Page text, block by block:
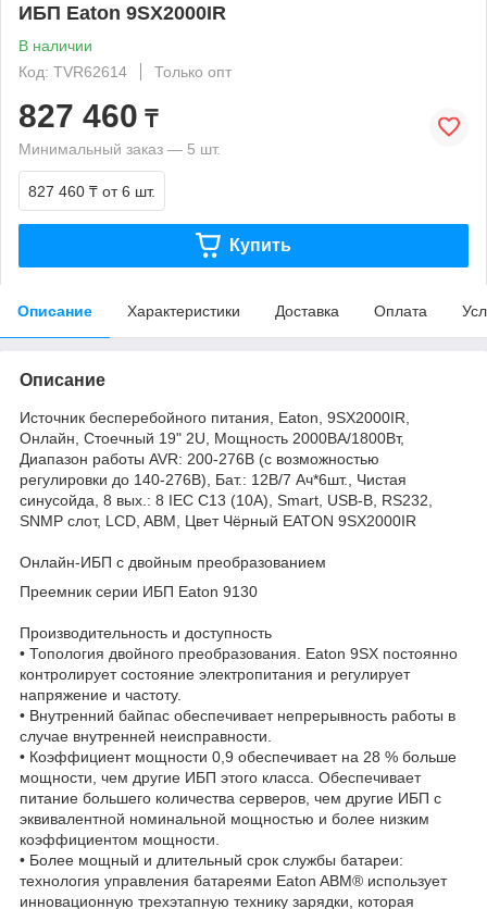
ИБП Eaton 9SX2000IR
В наличии
Код: TVR62614
Только опт
827 460 ₸
Минимальный заказ — 5 шт.
827 460 ₸ от 6 шт.
Купить
Описание Характеристики Доставка Оплата
Описание
Источник бесперебойного питания, Eaton, 9SX2000IR,
Онлайн, Стоечный 19" 2U, Мощность 2000ВА/1800Вт,
Диапазон работы AVR: 200-276В (с возможностью
регулировки до 140-276В), Бат.: 12В/7 Ач*6шт., Чистая
синусойда, 8 вых.: 8 IEC C13 (10А), Smart, USB-B, RS232,
SNMP слот, LCD, ABM, Цвет Чёрный EATON 9SX2000IR
Онлайн-ИБП с двойным преобразованием
Преемник серии ИБП Eaton 9130
Производительность и доступность
• Топология двойного преобразования. Eaton 9SX постоянно
контролирует состояние электропитания и регулирует
напряжение и частоту.
• Внутренний байпас обеспечивает непрерывность работы в
случае внутренней неисправности.
• Коэффициент мощности 0,9 обеспечивает на 28 % больше
мощности, чем другие ИБП этого класса. Обеспечивает
питание большего количества серверов, чем другие ИБП с
эквивалентной номинальной мощностью и более низким
коэффициентом мощности.
• Более мощный и длительный срок службы батареи:
технология управления батареями Eaton ABM® использует
инновационную трехэтапную технику зарядки, которая